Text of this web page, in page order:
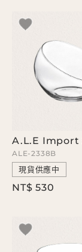
ALE-2338B
現貨供應中
NT$ 530